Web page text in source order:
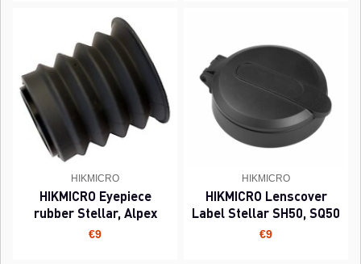
HIKMICRO
HIKMICRO Eyepiece
rubber Stellar, Alpex
€9
HIKMICRO
HIKMICRO Lenscover
Label Stellar SH50, SQ50
€9